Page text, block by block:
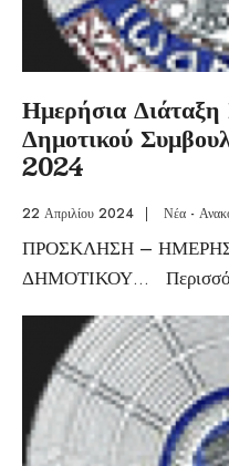
Ημερήσια Διάταξη
Δημοτικού
2024
22 Απριλίου 2024 | Νέα -
ΠΡΟΣΚΛΗΣΗ –
ΔΗΜΟΤΙΚΟΥ...